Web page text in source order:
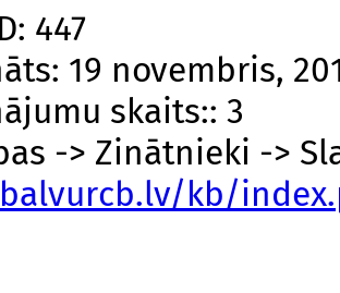
447
19 novembris,
skaits:: 3
-> Zinātnieki ->
kb/